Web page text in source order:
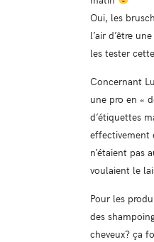
Oui, les
l’air d’être
les tester
Concernant
une pro en «
d’étiquettes
effectivement
n’étaient pas
voulaient le
Pour les
des
cheveux? ça